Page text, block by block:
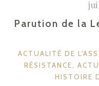
Parution de la
CATÉGORIES
ACTUALITÉ DE
RÉSISTANCE,
HISTOIRE